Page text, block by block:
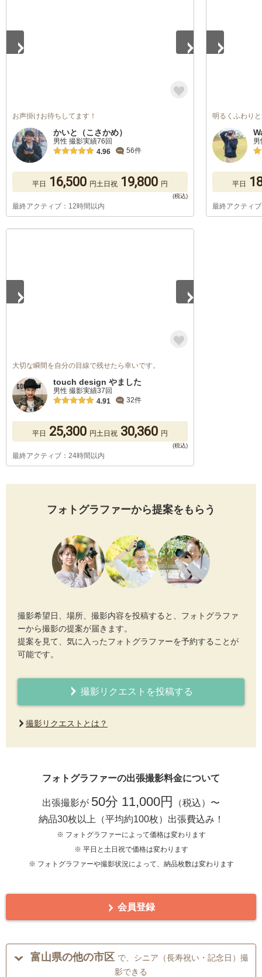
お声掛けお待ちしてます！
かいと（こさかめ）
男性 撮影実績76回
4.96
56件
平日 16,500 円土日祝 19,800 円
最終アクティブ：12時間以内
明るくふわり
平日
最終アクティ
大切な瞬間を自分の目線で残せたら幸いです。
touch design やました
男性 撮影実績37回
4.91
32件
平日 25,300 円土日祝 30,360 円
最終アクティブ：24時間以内
フォトグラファーから提案をもらう
撮影希望日、場所、撮影内容を投稿すると、フォトグラファ
ーから撮影の提案が届きます。
提案を見て、気に入ったフォトグラファーを予約することが
可能です。
撮影リクエストを投稿する
撮影リクエストとは？
フォトグラファーの出張撮影料金について
出張撮影が 50分 11,000円
（税込）〜
納品30枚以上（平均約100枚）出張費込み！
※ フォトグラファーによって価格は変わります
※ 平日と土日祝で価格は変わります
※ フォトグラファーや撮影状況によって、納品枚数は変わります
会員登録
富山県の他の市区 で、シニア（長寿祝い・記念日）撮
影できる